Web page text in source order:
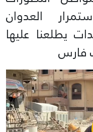
العدوان
يطلعنا عليها
فارس